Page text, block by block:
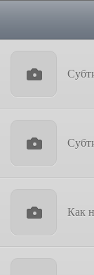
Как